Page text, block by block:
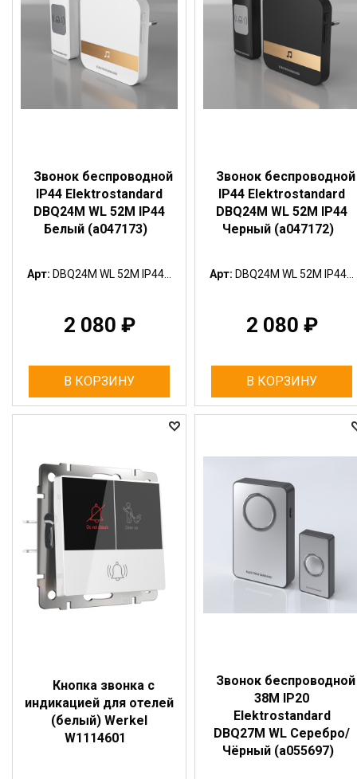
Звонок беспроводной
IP44 Elektrostandard
DBQ24M WL 52M IP44
Белый (a047173)
Арт: DBQ24M WL 52M IP44...
2 080 ₽
В КОРЗИНУ
Звонок беспроводной
IP44 Elektrostandard
DBQ24M WL 52M IP44
Черный (a047172)
Арт: DBQ24M WL 52M IP44...
2 080 ₽
В КОРЗИНУ
Кнопка звонка с
индикацией для отелей
(белый) Werkel
W1114601
Звонок беспроводной
38M IP20
Elektrostandard
DBQ27M WL Серебро/
Чёрный (a055697)